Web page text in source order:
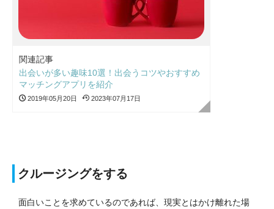
関連記事
出会いが多い趣味10選！出会うコツやおすすめ
マッチングアプリを紹介
2019年05月20日 2023年07月17日
クルージングをする
面白いことを求めているのであれば、現実とはかけ離れた場